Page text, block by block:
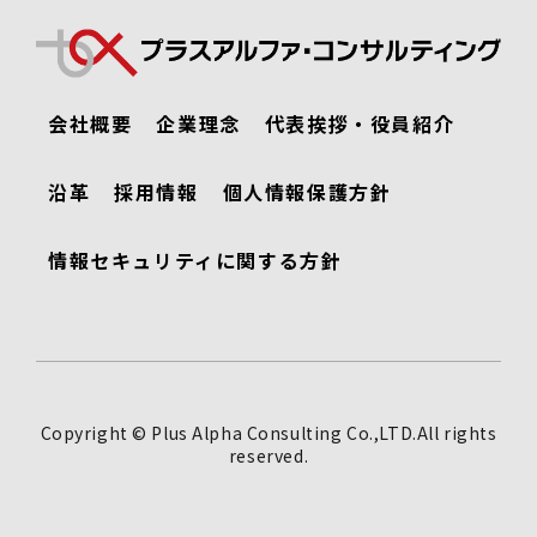
会社概要 企業理念 代表挨拶・役員紹介
沿革 採用情報 個人情報保護方針
情報セキュリティに関する方針
Copyright © Plus Alpha Consulting Co.,LTD.All rights
reserved.